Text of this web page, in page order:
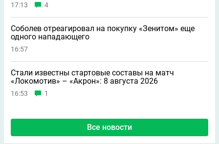
17:13 4
Соболев отреагировал на покупку «Зенитом» еще
одного нападающего
16:57
Стали известны стартовые составы на матч
«Локомотив» – «Акрон»: 8 августа 2026
16:53 1
Все новости